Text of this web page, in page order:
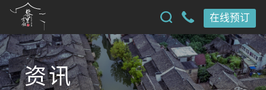
在线预订
资讯